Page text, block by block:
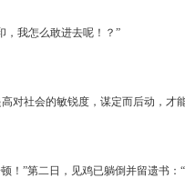
，我怎么敢进去呢！？”
对社会的敏锐度，谋定而后动，
！”第二日，见鸡已躺倒并留遗书